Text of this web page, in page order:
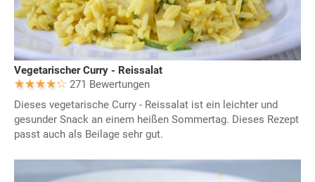
Vegetarischer Curry - Reissalat
271 Bewertungen
Dieses vegetarische Curry - Reissalat ist ein leichter und
gesunder Snack an einem heißen Sommertag. Dieses Rezept
passt auch als Beilage sehr gut.